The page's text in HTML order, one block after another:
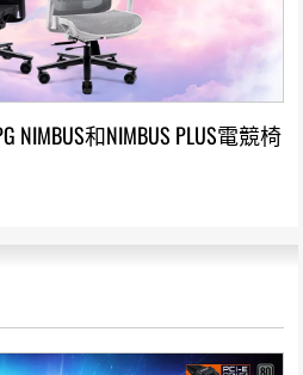
NIMBUS和NIMBUS PLUS電競椅